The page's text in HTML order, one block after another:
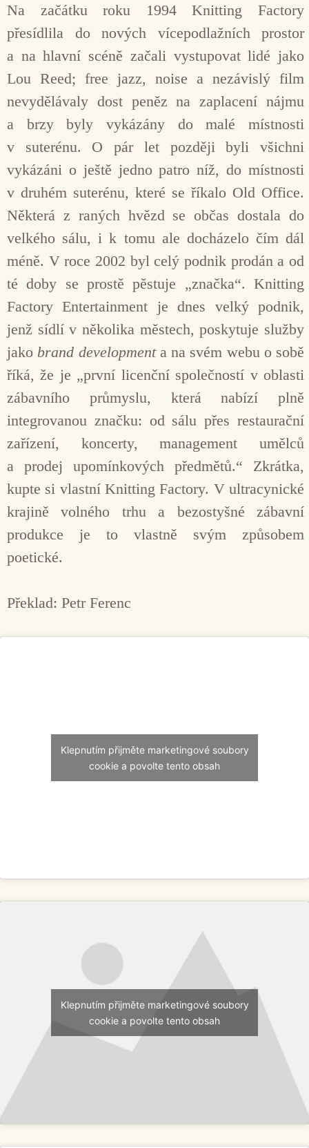
Na začátku roku 1994 Knitting Factory
přesídlila do nových vícepodlažních prostor
a na hlavní scéně začali vystupovat lidé jako
Lou Reed; free jazz, noise a nezávislý film
nevydělávaly dost peněz na zaplacení nájmu
a brzy byly vykázány do malé místnosti
v suterénu. O pár let později byli všichni
vykázáni o ještě jedno patro níž, do místnosti
v druhém suterénu, které se říkalo Old Office.
Některá z raných hvězd se občas dostala do
velkého sálu, i k tomu ale docházelo čím dál
méně. V roce 2002 byl celý podnik prodán a od
té doby se prostě pěstuje „značka“. Knitting
Factory Entertainment je dnes velký podnik,
jenž sídlí v několika městech, poskytuje služby
jako brand developmenta na svém webu o sobě
říká, že je „první licenční společností v oblasti
zábavního průmyslu, která nabízí plně
integrovanou značku: od sálu přes restaurační
zařízení, koncerty, management umělců
a prodej upomínkových předmětů.“ Zkrátka,
kupte si vlastní Knitting Factory. V ultracynické
krajině volného trhu a bezostyšné zábavní
produkce je to vlastně svým způsobem
poetické.
Překlad: Petr Ferenc
Klepnutím přijměte marketingové soubory
cookie a povolte tento obsah
Klepnutím přijměte marketingové soubory
cookie a povolte tento obsah